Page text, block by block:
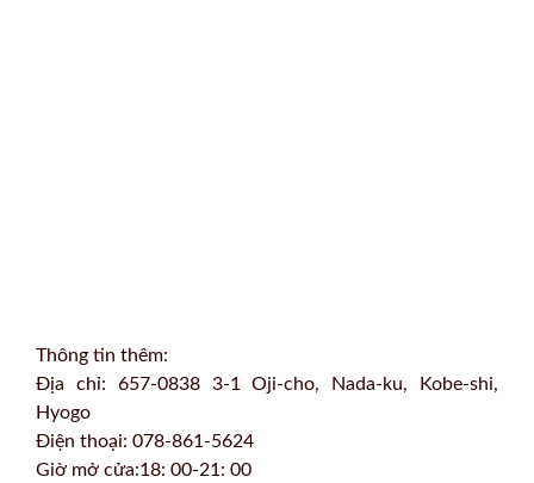
Thông tin thêm:
Địa chỉ: 657-0838 3-1 Oji-cho, Nada-ku, Kobe-shi,
Hyogo
Điện thoại: 078-861-5624
Giờ mở cửa:18: 00-21: 00